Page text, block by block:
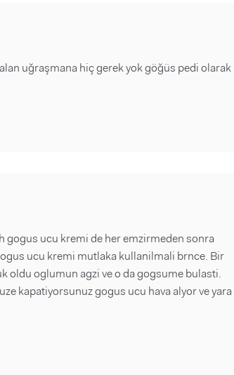
uğraşmana hiç gerek yok göğüs pedi olarak
ucu kremi de her emzirmeden sonra
ucu kremi mutlaka kullanilmali brnce. Bir
oldu oglumun agzi ve o da gogsume bulasti.
kapatiyorsunuz gogus ucu hava alyor ve yara